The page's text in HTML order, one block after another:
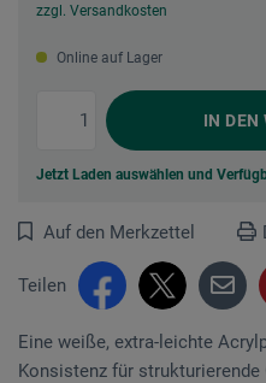
zzgl. Versandkosten
Online auf Lager
IN DEN
Jetzt Laden auswählen und
Auf den Merkzettel
Teilen
Eine weiße, extra-leichte
Konsistenz für